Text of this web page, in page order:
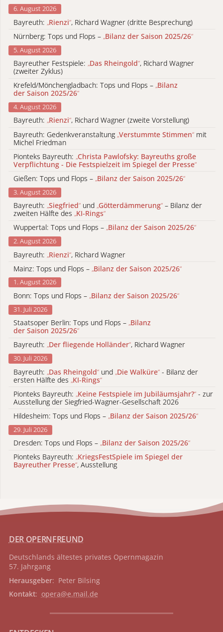
6. August 2026
Bayreuth: „Rienzi“, Richard Wagner (dritte Besprechung)
Nürnberg: Tops und Flops – „Bilanz der Saison 2025/26“
5. August 2026
Bayreuther Festspiele: „Das Rheingold“, Richard Wagner
(zweiter Zyklus)
Krefeld/Mönchengladbach: Tops und Flops – „Bilanz
der Saison 2025/26“
4. August 2026
Bayreuth: „Rienzi“, Richard Wagner (zweite Vorstellung)
Bayreuth: Gedenkveranstaltung „Verstummte Stimmen“ mit
Michel Friedman
Pionteks Bayreuth: „Christa Pawlofsky: Bayreuths große
Verpflichtung - Die Festspielzeit im Spiegel der Presse“
Gießen: Tops und Flops – „Bilanz der Saison 2025/26“
3. August 2026
Bayreuth: „Siegfried“ und „Götterdämmerung“ – Bilanz der
zweiten Hälfte des „KI-Rings“
Wuppertal: Tops und Flops – „Bilanz der Saison 2025/26“
2. August 2026
Bayreuth: „Rienzi“, Richard Wagner
Mainz: Tops und Flops – „Bilanz der Saison 2025/26“
1. August 2026
Bonn: Tops und Flops – „Bilanz der Saison 2025/26“
31. Juli 2026
Staatsoper Berlin: Tops und Flops – „Bilanz
der Saison 2025/26“
Bayreuth: „Der fliegende Holländer“, Richard Wagner
30. Juli 2026
Bayreuth: „Das Rheingold“ und „Die Walküre“ - Bilanz der
ersten Hälfte des „KI-Rings“
Pionteks Bayreuth: „Keine Festspiele im Jubiläumsjahr?“ - zur
Ausstellung der Siegfried-Wagner-Gesellschaft 2026
Hildesheim: Tops und Flops – „Bilanz der Saison 2025/26“
29. Juli 2026
Dresden: Tops und Flops – „Bilanz der Saison 2025/26“
Pionteks Bayreuth: „KriegsFestSpiele im Spiegel der
Bayreuther Presse“, Ausstellung
DER OPERNFREUND
Deutschlands ältestes privates Opernmagazin
57. Jahrgang
Herausgeber: Peter Bilsing
Kontakt: opera@e.mail.de